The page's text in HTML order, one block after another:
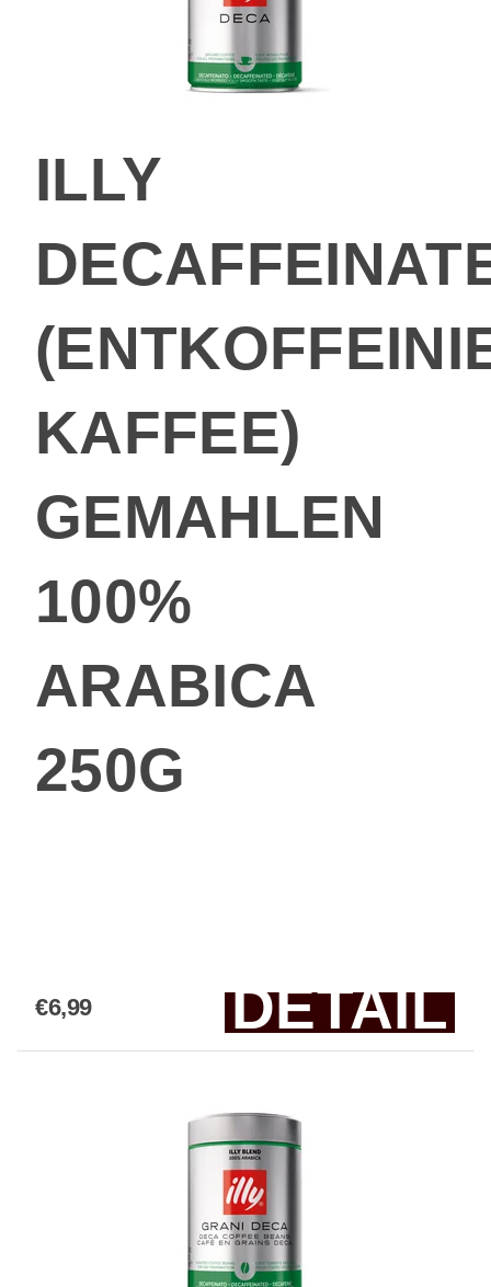
ILLY
KAFFEE)
GEMAHLEN
100%
ARABICA
250G
€6,99 DETAIL